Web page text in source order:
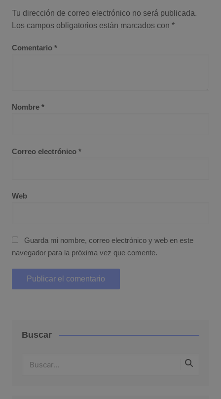
Tu dirección de correo electrónico no será publicada.
Los campos obligatorios están marcados con *
Comentario *
Nombre *
Correo electrónico *
Web
Guarda mi nombre, correo electrónico y web en este
navegador para la próxima vez que comente.
Buscar